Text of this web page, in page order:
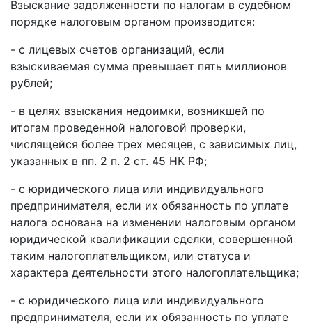
Взыскание задолженности по налогам в судебном
порядке налоговым органом производится:
- с лицевых счетов организаций, если
взыскиваемая сумма превышает пять миллионов
рублей;
- в целях взыскания недоимки, возникшей по
итогам проведенной налоговой проверки,
числящейся более трех месяцев, с зависимых лиц,
указанных в пп. 2 п. 2 ст. 45 НК РФ;
- с юридического лица или индивидуального
предпринимателя, если их обязанность по уплате
налога основана на изменении налоговым органом
юридической квалификации сделки, совершенной
таким налогоплательщиком, или статуса и
характера деятельности этого налогоплательщика;
- с юридического лица или индивидуального
предпринимателя, если их обязанность по уплате